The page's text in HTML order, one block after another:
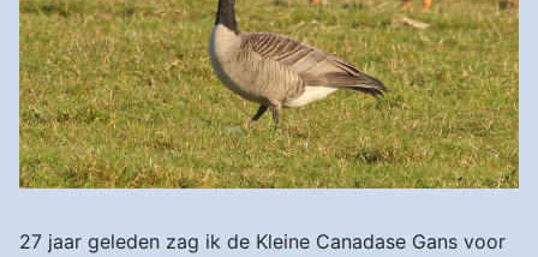
27 jaar geleden zag ik de Kleine Canadase Gans voor